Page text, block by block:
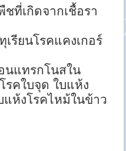
ที่เกิดจากเชื้อรา
รียนโรคแคงเกอร์
นแทรกโนสใน
รคใบจุด ใบแห้ง
แห้งโรคไหม้ในข้าว